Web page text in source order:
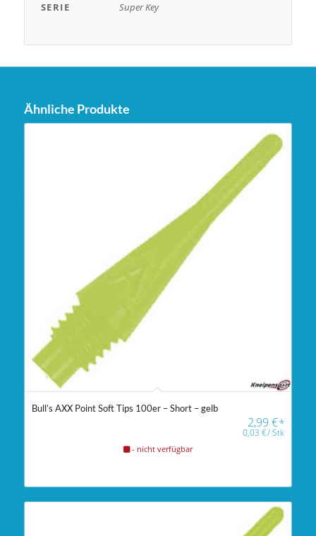
SERIE
Super Key
Ähnliche Produkte
Bull’s AXX Point Soft Tips 100er – Short – gelb
2,99€*
0,03€/Stk
- nicht verfügbar